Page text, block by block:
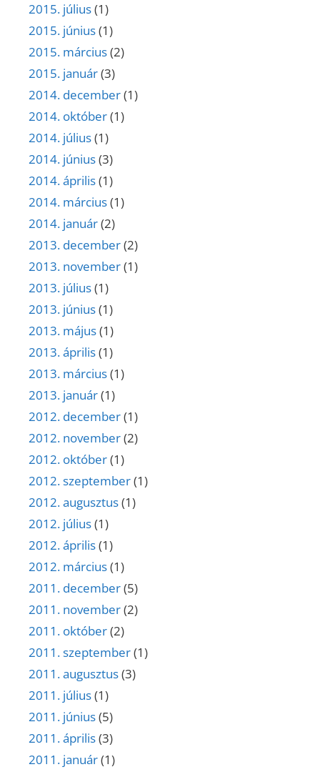
2015. július(1)
2015. június(1)
2015. március(2)
2015. január(3)
2014. december(1)
2014. október(1)
2014. július(1)
2014. június(3)
2014. április(1)
2014. március(1)
2014. január(2)
2013. december(2)
2013. november(1)
2013. július(1)
2013. június(1)
2013. május(1)
2013. április(1)
2013. március(1)
2013. január(1)
2012. december(1)
2012. november(2)
2012. október(1)
2012. szeptember(1)
2012. augusztus(1)
2012. július(1)
2012. április(1)
2012. március(1)
2011. december(5)
2011. november(2)
2011. október(2)
2011. szeptember(1)
2011. augusztus(3)
2011. július(1)
2011. június(5)
2011. április(3)
2011. január(1)